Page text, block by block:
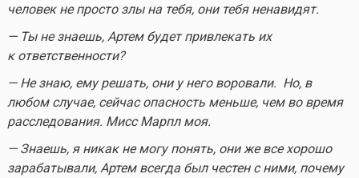
человек не просто злы на тебя, они тебя ненавидят.
— Ты не знаешь, Артем будет привлекать их
к ответственности?
— Не знаю, ему решать, они у него воровали. Но, в
любом случае, сейчас опасность меньше, чем во время
расследования. Мисс Марпл моя.
— Знаешь, я никак не могу понять, они же все хорошо
зарабатывали, Артем всегда был честен с ними, почему